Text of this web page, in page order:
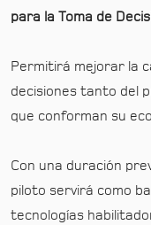
para la Toma de
Permitirá mejorar la
decisiones tanto del
que conforman su
Con una duración
piloto servirá como
tecnologías